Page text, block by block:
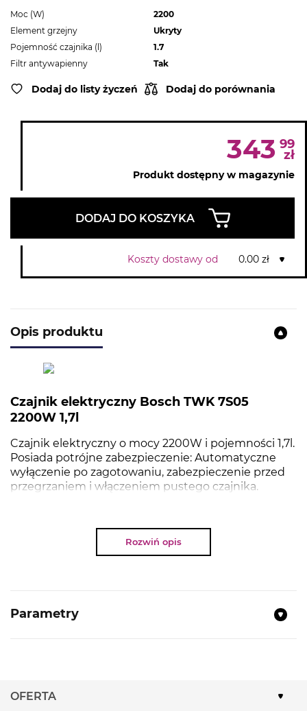
Moc (W)
2200
Element grzejny
Ukryty
Pojemność czajnika (l)
1.7
Filtr antywapienny
Tak
Dodaj do listy życzeń Dodaj do porównania
343 99
zł
Produkt dostępny w magazynie
DODAJ DO KOSZYKA
Koszty dostawy od 0.00 zł
Opis produktu
Czajnik elektryczny Bosch TWK 7S05
2200W 1,7l
Czajnik elektryczny o mocy 2200W i pojemności 1,7l.
Posiada potrójne zabezpieczenie: Automatyczne
wyłączenie po zagotowaniu, zabezpieczenie przed
przegrzaniem i włączeniem pustego czajnika.
Moc:1850-2200 W
Podstawa obrotowa 360º z centralnym
Rozwiń opis
Parametry
OFERTA